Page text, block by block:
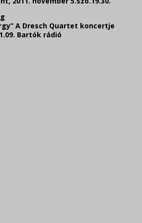
increase
volume.
A Dresch Quartet koncertje
Bartók rádió